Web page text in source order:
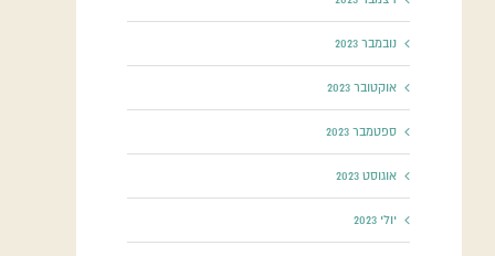
נובמבר 2023
אוקטובר 2023
ספטמבר 2023
אוגוסט 2023
יולי 2023